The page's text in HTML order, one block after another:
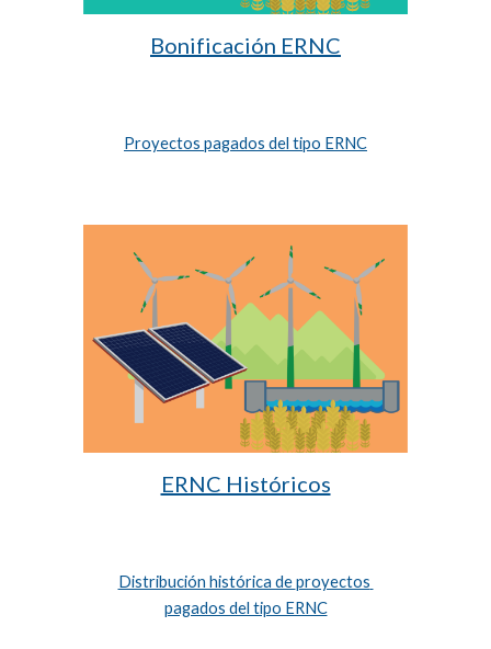
Bonificación ERNC
Proyectos pagados del tipo ERNC
ERNC Históricos
Distribución histórica de
pagados del tipo ERNC